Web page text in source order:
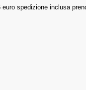
spedizione inclusa